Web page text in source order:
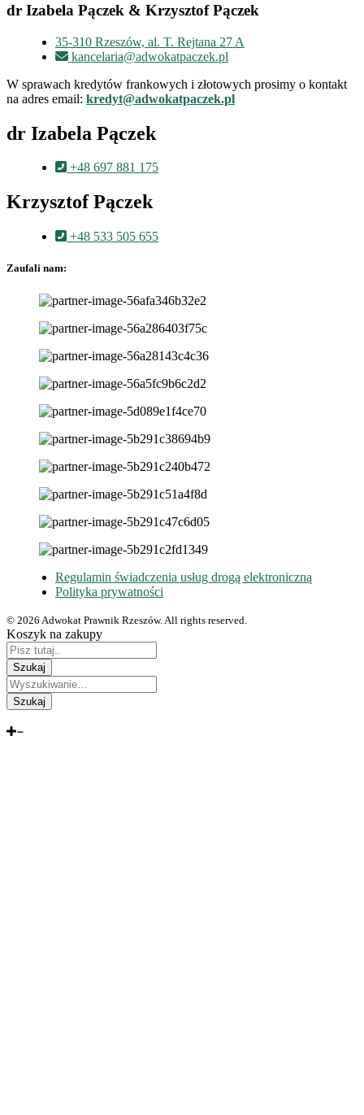
dr Izabela Pączek & Krzysztof Pączek
35-310 Rzeszów, al. T. Rejtana 27 A
kancelaria@adwokatpaczek.pl
W sprawach kredytów frankowych i złotowych prosimy o kontakt
na adres email: kredyt@adwokatpaczek.pl
dr Izabela Pączek
+48 697 881 175
Krzysztof Pączek
+48 533 505 655
Zaufali nam:
Regulamin świadczenia usług drogą elektroniczną
Polityka prywatności
© 2026 Adwokat Prawnik Rzeszów. All rights reserved.
Koszyk na zakupy